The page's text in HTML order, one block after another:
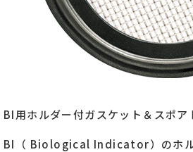
BI用ホルダー付ガスケット＆スポア
BI（ Biological Indicator）のホル